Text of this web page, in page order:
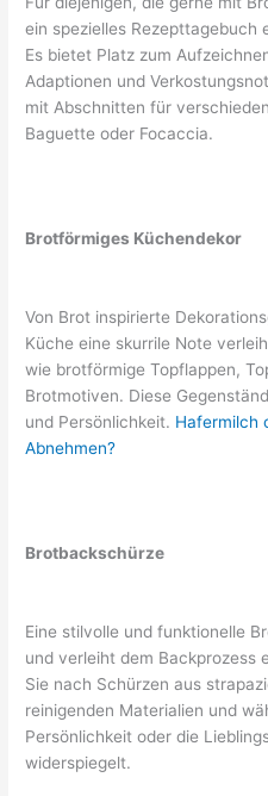
ein spezielles Rezepttagebuch
Es bietet Platz zum
Adaptionen und
mit Abschnitten für
Baguette oder Focaccia.
Brotförmiges Küchendekor
Von Brot inspirierte
Küche eine skurrile Note
wie brotförmige Topflappen,
Brotmotiven. Diese
und Persönlichkeit. Hafermilch
Abnehmen?
Brotbackschürze
Eine stilvolle und funktionelle
und verleiht dem Backprozess
Sie nach Schürzen aus
reinigenden Materialien und
Persönlichkeit oder die
widerspiegelt.